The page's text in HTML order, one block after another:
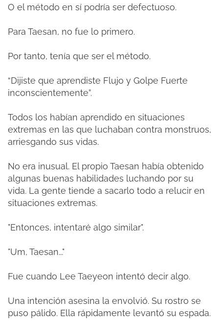
O el método en sí podría ser defectuoso.
Para Taesan, no fue lo primero.
Por tanto, tenía que ser el método.
“Dijiste que aprendiste Flujo y Golpe Fuerte
inconscientemente”.
Todos los habían aprendido en situaciones
extremas en las que luchaban contra monstruos,
arriesgando sus vidas.
No era inusual. El propio Taesan había obtenido
algunas buenas habilidades luchando por su
vida. La gente tiende a sacarlo todo a relucir en
situaciones extremas.
"Entonces, intentaré algo similar".
"Um, Taesan..."
Fue cuando Lee Taeyeon intentó decir algo.
Una intención asesina la envolvió. Su rostro se
puso pálido. Ella rápidamente levantó su espada.